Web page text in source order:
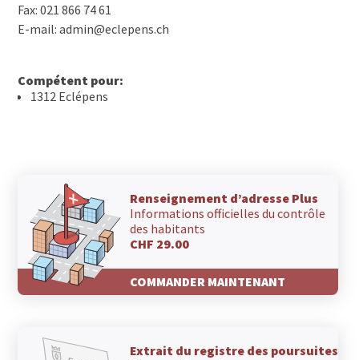
Fax: 021 866 74 61
E-mail: admin@eclepens.ch
Compétent pour:
1312 Eclépens
Renseignement d’adresse Plus
Informations officielles du contrôle
des habitants
CHF 29.00
COMMANDER MAINTENANT
Extrait du registre des poursuites